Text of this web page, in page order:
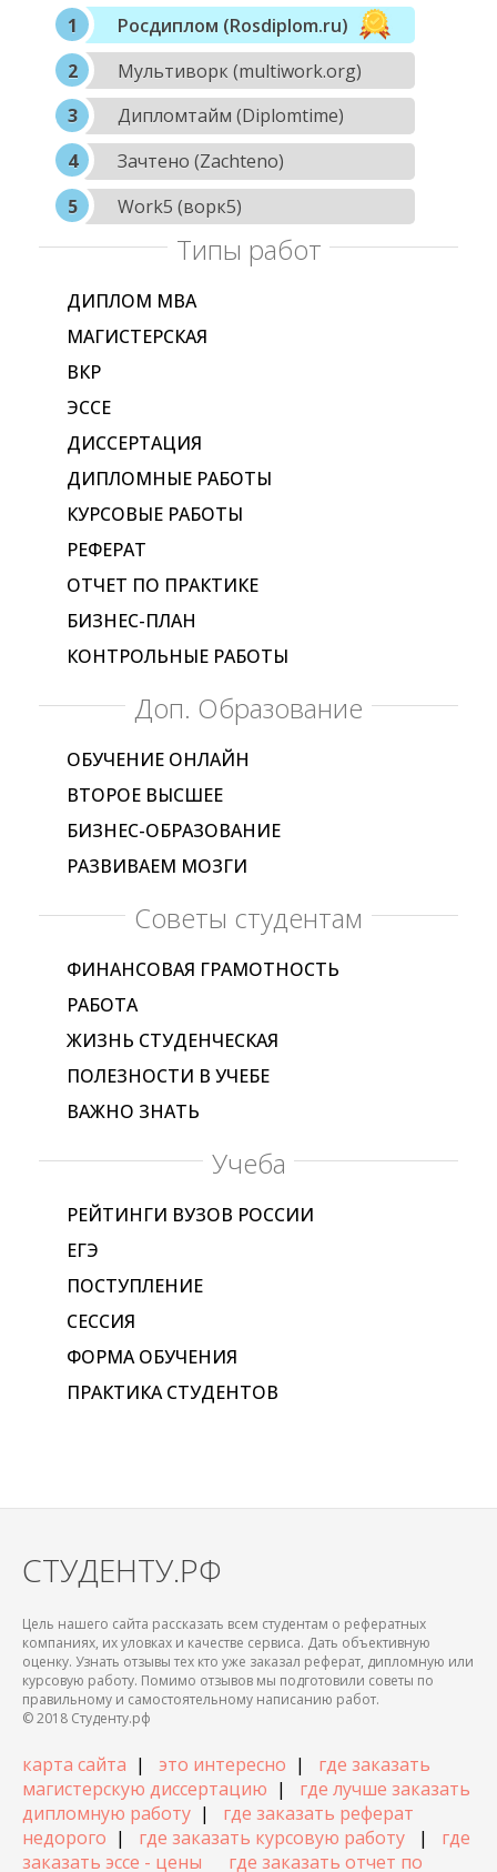
Росдиплом (Rosdiplom.ru)
Мультиворк (multiwork.org)
Дипломтайм (Diplomtime)
Зачтено (Zachteno)
Work5 (ворк5)
Типы работ
ДИПЛОМ МВА
МАГИСТЕРСКАЯ
ВКР
ЭССЕ
ДИССЕРТАЦИЯ
ДИПЛОМНЫЕ РАБОТЫ
КУРСОВЫЕ РАБОТЫ
РЕФЕРАТ
ОТЧЕТ ПО ПРАКТИКЕ
БИЗНЕС-ПЛАН
КОНТРОЛЬНЫЕ РАБОТЫ
Доп. Образование
ОБУЧЕНИЕ ОНЛАЙН
ВТОРОЕ ВЫСШЕЕ
БИЗНЕС-ОБРАЗОВАНИЕ
РАЗВИВАЕМ МОЗГИ
Советы студентам
ФИНАНСОВАЯ ГРАМОТНОСТЬ
РАБОТА
ЖИЗНЬ СТУДЕНЧЕСКАЯ
ПОЛЕЗНОСТИ В УЧЕБЕ
ВАЖНО ЗНАТЬ
Учеба
РЕЙТИНГИ ВУЗОВ РОССИИ
ЕГЭ
ПОСТУПЛЕНИЕ
СЕССИЯ
ФОРМА ОБУЧЕНИЯ
ПРАКТИКА СТУДЕНТОВ
СТУДЕНТУ.РФ
Цель нашего сайта рассказать всем студентам о рефератных
компаниях, их уловках и качестве сервиса. Дать объективную
оценку. Узнать отзывы тех кто уже заказал реферат, дипломную или
курсовую работу. Помимо отзывов мы подготовили советы по
правильному и самостоятельному написанию работ.
© 2018 Студенту.рф
карта сайта | это интересно | где заказать
магистерскую диссертацию | где лучше заказать
дипломную работу | где заказать реферат
недорого | где заказать курсовую работу | где
заказать эссе - цены
где заказать отчет по